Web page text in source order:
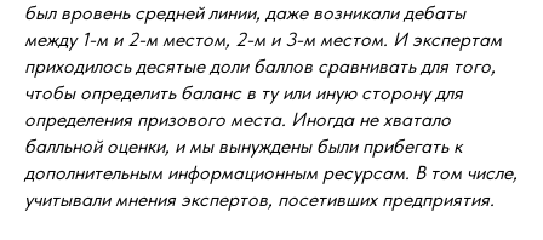
был вровень средней линии, даже возникали дебаты
между 1-м и 2-м местом, 2-м и 3-м местом. И экспертам
приходилось десятые доли баллов сравнивать для того,
чтобы определить баланс в ту или иную сторону для
определения призового места. Иногда не хватало
балльной оценки, и мы вынуждены были прибегать к
дополнительным информационным ресурсам. В том числе,
учитывали мнения экспертов, посетивших предприятия.